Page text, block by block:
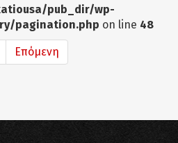
pub_dir/wp-
pagination.php on line 48
Επόμενη